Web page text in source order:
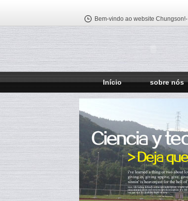
Bem-vindo ao website Chungson!-
Início sobre nós